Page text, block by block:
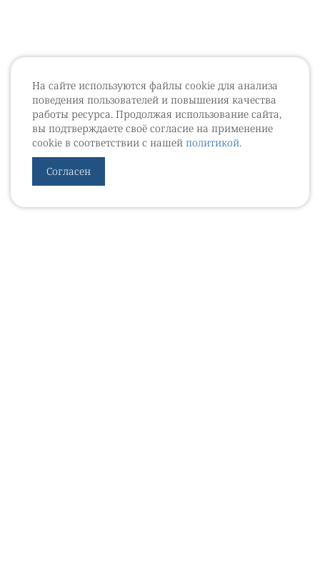
На сайте используются файлы cookie для анализа
поведения пользователей и повышения качества
работы ресурса. Продолжая использование сайта,
вы подтверждаете своё согласие на применение
cookie в соответствии с нашей политикой.
Согласен